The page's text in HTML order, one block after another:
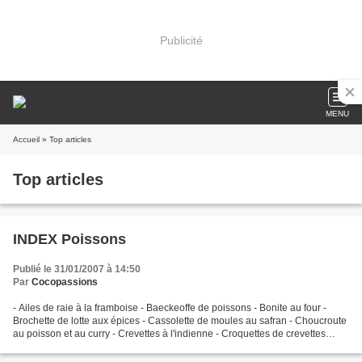
Publicité
MENU
Accueil » Top articles
Top articles
INDEX Poissons
Publié le 31/01/2007 à 14:50
Par Cocopassions
- Ailes de raie à la framboise - Baeckeoffe de poissons - Bonite au four -
Brochette de lotte aux épices - Cassolette de moules au safran - Choucroute
au poisson et au curry - Crevettes à l'indienne - Croquettes de crevettes